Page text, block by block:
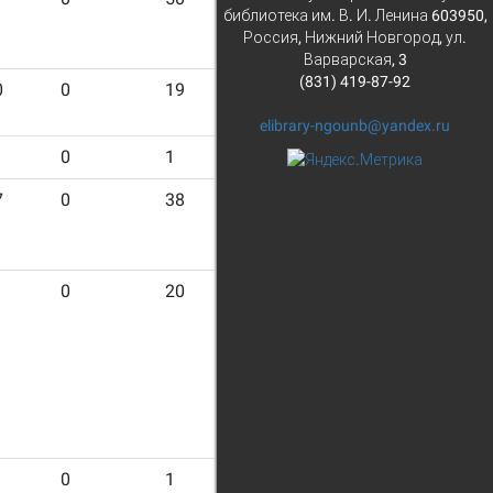
0 19 1059
0 1 10
0 38
0 20
0 1
библиотека им. В. И. Ленина 603950,
Россия, Нижний Новгород, ул.
Варварская, 3
(831) 419-87-92
elibrary-ngounb@yandex.ru